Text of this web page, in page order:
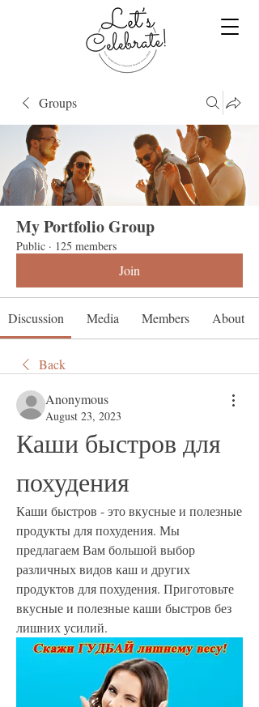
Groups
My Portfolio Group
Public · 125 members
Join
Discussion Media Members About
Back
Anonymous
August 23, 2023
Каши быстров для
похудения
Каши быстров - это вкусные и полезные
продукты для похудения. Мы
предлагаем Вам большой выбор
различных видов каш и других
продуктов для похудения. Приготовьте
вкусные и полезные каши быстров без
лишних усилий.